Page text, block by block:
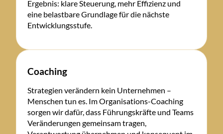
Ergebnis: klare Steuerung, mehr Effizienz und
eine belastbare Grundlage für die nächste
Entwicklungsstufe.
Coaching
Strategien verändern kein Unternehmen –
Menschen tun es. Im Organisations-Coaching
sorgen wir dafür, dass Führungskräfte und Teams
Veränderungen gemeinsam tragen,